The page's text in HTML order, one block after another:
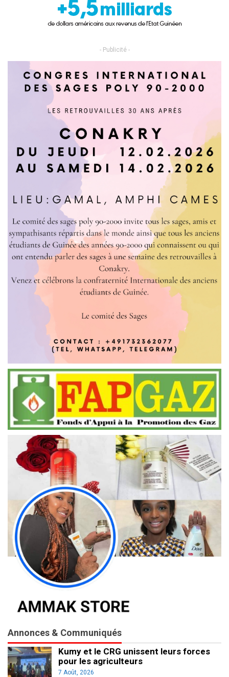
- Publicité -
Annonces & Communiqués
Kumy et le CRG unissent leurs forces
pour les agriculteurs
7 Août, 2026